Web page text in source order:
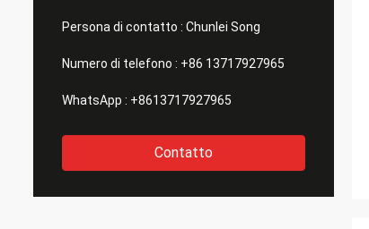
Persona di contatto : Chunlei Song
Numero di telefono : +86 13717927965
WhatsApp : +8613717927965
Contatto